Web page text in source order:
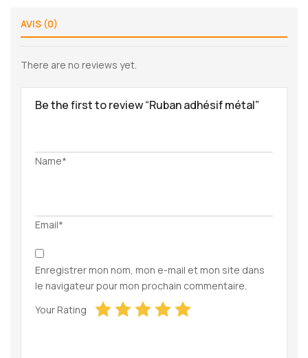
AVIS (0)
There are no reviews yet.
Be the first to review “Ruban adhésif métal”
Name*
Email*
Enregistrer mon nom, mon e-mail et mon site dans
le navigateur pour mon prochain commentaire.
Your Rating